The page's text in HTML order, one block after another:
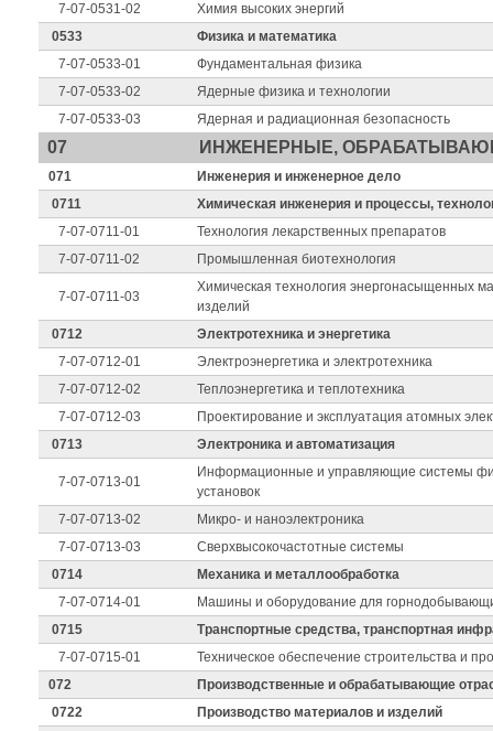
7-07-0531-02
Химия высоких энергий
0533
Физика и математика
7-07-0533-01
Фундаментальная физика
7-07-0533-02
Ядерные физика и технологии
7-07-0533-03
Ядерная и радиационная безопасность
07 ИНЖЕНЕРНЫЕ,
071
Инженерия и инженерное дело
0711
Химическая инженерия и процессы,
7-07-0711-01
Технология лекарственных препаратов
7-07-0711-02
Промышленная биотехнология
7-07-0711-03
Химическая технология энергонасыщенных
изделий
0712
Электротехника и энергетика
7-07-0712-01
Электроэнергетика и электротехника
7-07-0712-02
Теплоэнергетика и теплотехника
7-07-0712-03
Проектирование и эксплуатация атомных
0713
Электроника и автоматизация
7-07-0713-01
Информационные и управляющие системы
установок
7-07-0713-02
Микро- и наноэлектроника
7-07-0713-03
Сверхвысокочастотные системы
0714
Механика и металлообработка
7-07-0714-01
Машины и оборудование для
0715
Транспортные средства, транспортная
7-07-0715-01
Техническое обеспечение строительства и
072
Производственные и обрабатывающие
0722
Производство материалов и изделий